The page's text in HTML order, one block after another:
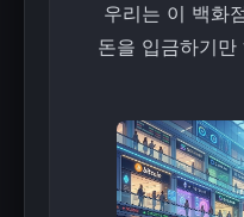
우리는 이 백화
돈을 입금하기만